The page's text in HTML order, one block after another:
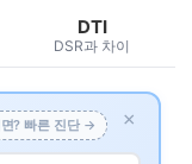
DTI
DSR과 차이
? 빠른 진단 → ×